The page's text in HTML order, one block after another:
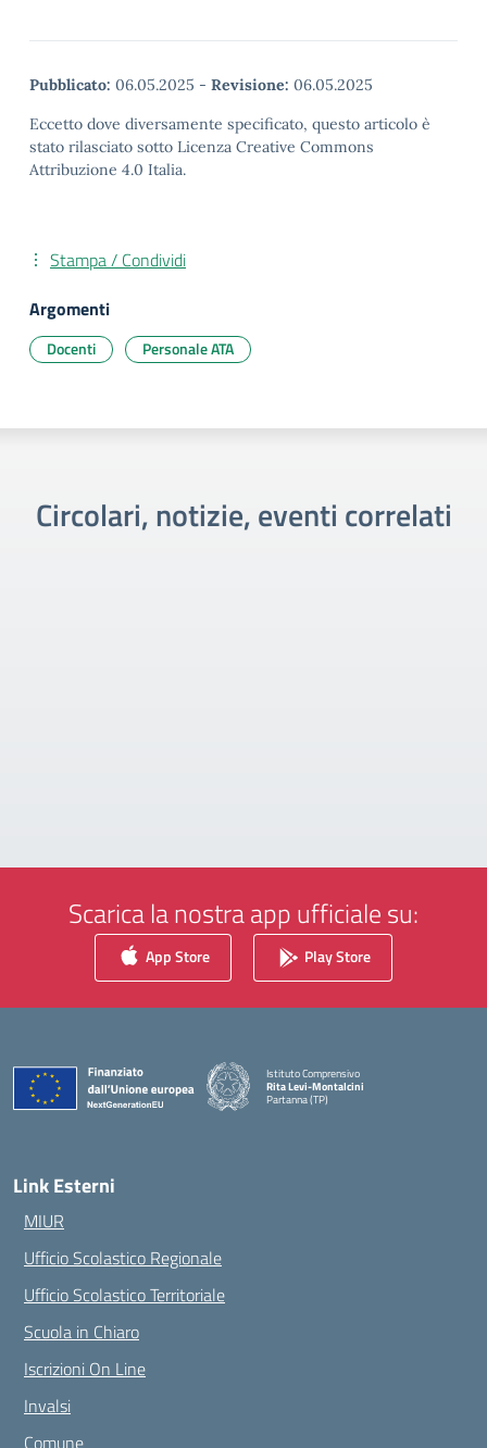
Pubblicato: 06.05.2025 - Revisione: 06.05.2025
Eccetto dove diversamente specificato, questo articolo è
stato rilasciato sotto Licenza Creative Commons
Attribuzione 4.0 Italia.
Stampa / Condividi
Argomenti
Docenti Personale ATA
Circolari, notizie, eventi correlati
Scarica la nostra app ufficiale su:
App Store Play Store
Istituto Comprensivo
Rita Levi-Montalcini
Partanna (TP)
Link Esterni
MIUR
Ufficio Scolastico Regionale
Ufficio Scolastico Territoriale
Scuola in Chiaro
Iscrizioni On Line
Invalsi
Comune